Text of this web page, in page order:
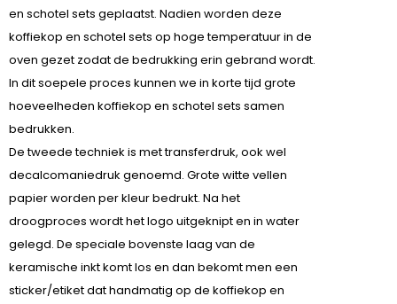
en schotel sets geplaatst. Nadien worden deze
koffiekop en schotel sets op hoge temperatuur in de
oven gezet zodat de bedrukking erin gebrand wordt.
In dit soepele proces kunnen we in korte tijd grote
hoeveelheden koffiekop en schotel sets samen
bedrukken.
De tweede techniek is met transferdruk, ook wel
decalcomaniedruk genoemd. Grote witte vellen
papier worden per kleur bedrukt. Na het
droogproces wordt het logo uitgeknipt en in water
gelegd. De speciale bovenste laag van de
keramische inkt komt los en dan bekomt men een
sticker/etiket dat handmatig op de koffiekop en